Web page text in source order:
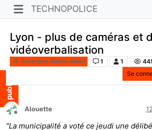
TECHNOPOLICE
Lyon - plus de caméras et
vidéoverbalisation
Auvergne-Rhône-Alpes 1 1
Se
Hors-ligne
Alouette
"La municipalité a voté ce jeudi une